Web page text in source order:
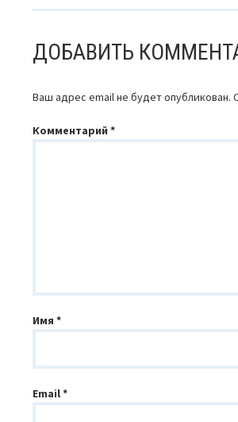
ДОБАВИТЬ
Ваш адрес email не будет опубликован.
Комментарий*
Имя*
Email*